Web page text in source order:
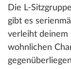
Die L-
gibt es
verleiht deinem
wohnlichen